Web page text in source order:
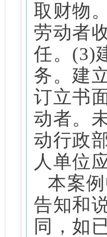
取财物
劳动者
任。(3)
务。建
订立书
动者。
动行政
人单位
本案
告知和
同，如